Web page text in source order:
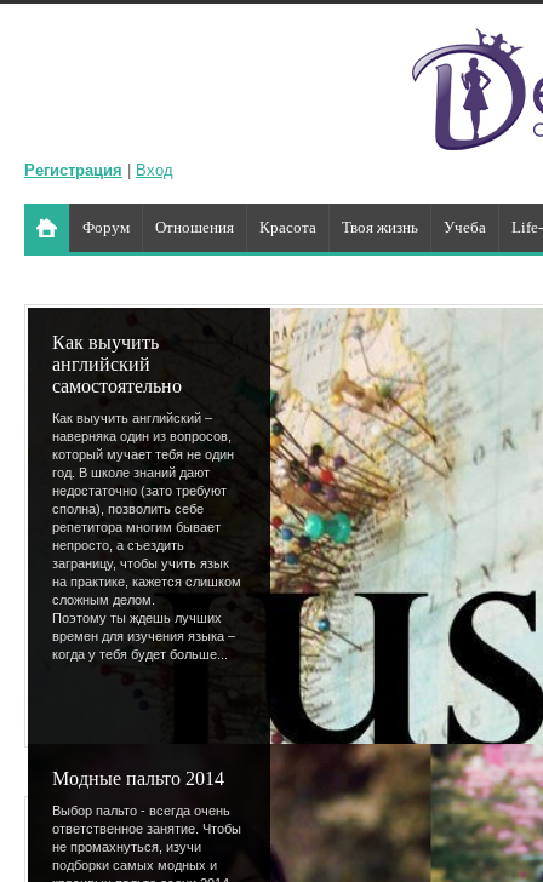
Регистрация Вход
Форум Отношения Красота Твоя жизнь Учеба
Как выучить
английский
самостоятельно
Как выучить английский –
наверняка один из вопросов,
который мучает тебя не один
год. В школе знаний дают
недостаточно (зато требуют
сполна), позволить себе
репетитора многим бывает
непросто, а съездить
заграницу, чтобы учить язык
на практике, кажется слишком
сложным делом.
Поэтому ты ждешь лучших
времен для изучения языка –
когда у тебя будет больше...
Модные пальто 2014
Выбор пальто - всегда очень
ответственное занятие. Чтобы
не промахнуться, изучи
подборки самых модных и
Просмотров: 632
Размеры 98x98px/